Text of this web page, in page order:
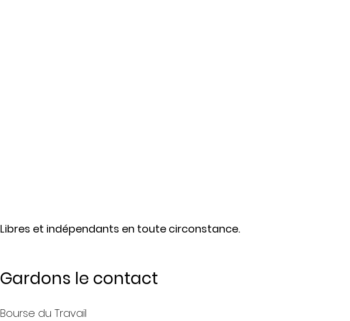
Libres et indépendants en toute circonstance.
Gardons le contact
Bourse du Travail